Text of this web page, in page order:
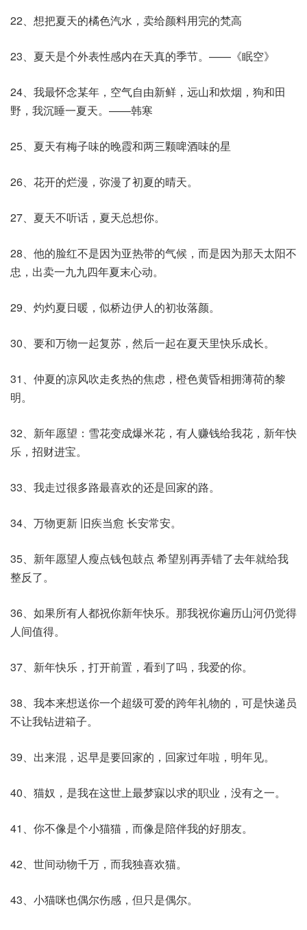
22、想把夏天的橘色汽水，卖给颜料用完的梵高
23、夏天是个外表性感内在天真的季节。——《眠空》
24、我最怀念某年，空气自由新鲜，远山和炊烟，狗和田
野，我沉睡一夏天。——韩寒
25、夏天有梅子味的晚霞和两三颗啤酒味的星
26、花开的烂漫，弥漫了初夏的晴天。
27、夏天不听话，夏天总想你。
28、他的脸红不是因为亚热带的气候，而是因为那天太阳不
忠，出卖一九九四年夏末心动。
29、灼灼夏日暖，似桥边伊人的初妆落颜。
30、要和万物一起复苏，然后一起在夏天里快乐成长。
31、仲夏的凉风吹走炙热的焦虑，橙色黄昏相拥薄荷的黎
明。
32、新年愿望：雪花变成爆米花，有人赚钱给我花，新年快
乐，招财进宝。
33、我走过很多路最喜欢的还是回家的路。
34、万物更新 旧疾当愈 长安常安。
35、新年愿望人瘦点钱包鼓点 希望别再弄错了去年就给我
整反了。
36、如果所有人都祝你新年快乐。那我祝你遍历山河仍觉得
人间值得。
37、新年快乐，打开前置，看到了吗，我爱的你。
38、我本来想送你一个超级可爱的跨年礼物的，可是快递员
不让我钻进箱子。
39、出来混，迟早是要回家的，回家过年啦，明年见。
40、猫奴，是我在这世上最梦寐以求的职业，没有之一。
41、你不像是个小猫猫，而像是陪伴我的好朋友。
42、世间动物千万，而我独喜欢猫。
43、小猫咪也偶尔伤感，但只是偶尔。